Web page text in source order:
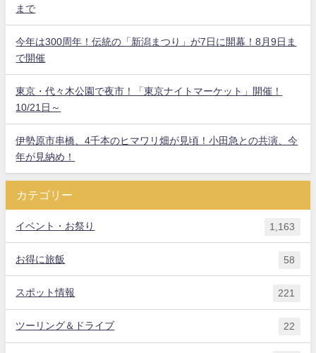
まで
今年は300周年！伝統の「新潟まつり」が7日に開幕！8月9日ま
で開催
東京・代々木公園で夜市！「東京ナイトマーケット」開催！
10/21日～
伊勢原市串橋、4千本のヒマワリ畑が見頃！小田急との共演、今
年が見納め！
カテゴリー
イベント・お祭り 1,163
お得に旅飯 58
スポット情報 221
ツーリング＆ドライブ 22